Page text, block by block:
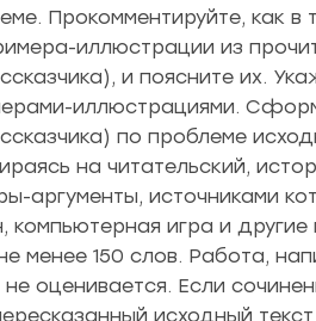
Прокомментируйте, как в
иллюстрации из
и поясните их.
иллюстрациями.
по проблеме
на читательский,
аргументы, источниками
компьютерная игра и
менее 150 слов. Работа,
оценивается. Если
исходный